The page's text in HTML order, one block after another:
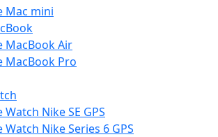
Mac mini
MacBook Air
MacBook Pro
Watch Nike SE GPS
Watch Nike Series 6 GPS